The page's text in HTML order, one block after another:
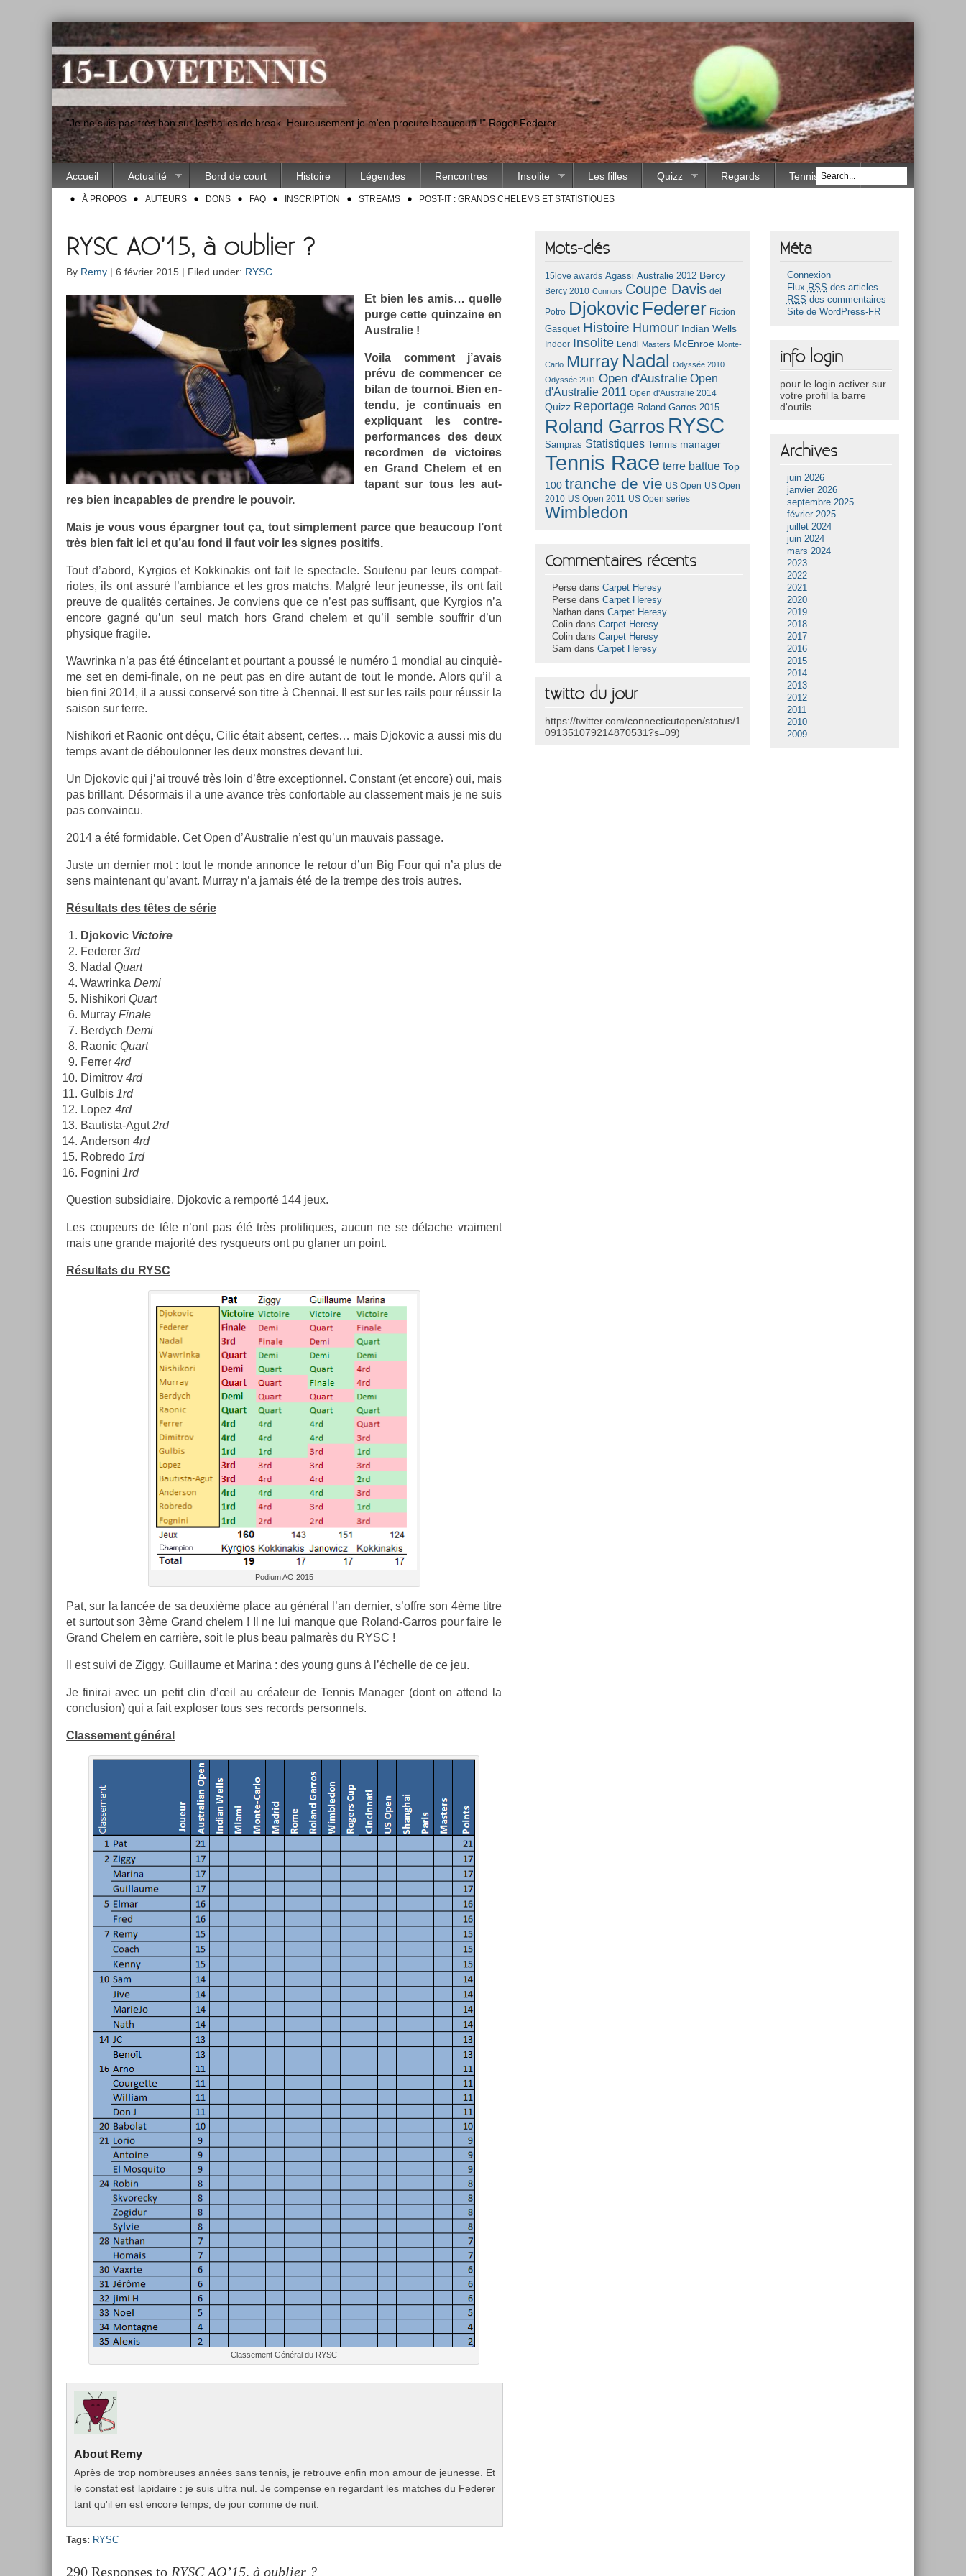
"Je ne suis pas très bon sur les balles de break. Heureusement je m'en procure beaucoup !" Roger Federer
Accueil Actualité Bord de court Histoire Légendes Rencontres Insolite Les filles Quizz Regards Tennis Race
À PROPOS AUTEURS DONS FAQ INSCRIPTION STREAMS POST-IT : GRANDS CHELEMS ET STATISTIQUES
RYSC AO’15, à oublier ?
By Remy | 6 février 2015 | Filed under: RYSC
Et bien les amis… quel­le
purge cette quin­zaine en
Australie !
Voila com­ment j’avais
prévu de com­menc­er ce
bilan de tour­noi. Bien en­
ten­du, je con­tinuais en
ex­pliquant les contre-
performances des deux
re­cordm­en de vic­toires
en Grand Chelem et en
tapant sur tous les aut­
res bien in­cap­ables de pre­ndre le pouvoir.
Mais je vous vous épargn­er tout ça, tout simple­ment parce que be­aucoup l’ont
très bien fait ici et qu’au fond il faut voir les sig­nes positifs.
Tout d’abord, Kyr­gios et Kok­kinakis ont fait le spec­tacle. Soutenu par leurs com­pat­
riotes, ils ont assuré l’am­bian­ce et les gros matchs. Malgré leur jeunes­se, ils ont fait
pre­uve de qualités cer­taines. Je con­viens que ce n’est pas suf­fisant, que Kyr­gios n’a
en­core gagné qu’un seul match hors Grand chelem et qu’il semble souffrir d’un
physique fragile.
Waw­rinka n’a pas été étin­celant et pour­tant a poussé le numéro 1 mon­di­al au cin­quiè­
me set en demi-finale, on ne peut pas en dire autant de tout le monde. Alors qu’il a
bien fini 2014, il a aussi con­servé son titre à Chen­nai. Il est sur les rails pour réussir la
saison sur terre.
Nis­hikori et Raonic ont déçu, Cilic était ab­sent, cer­tes… mais Djokovic a aussi mis du
temps avant de déboulonn­er les deux monstres de­vant lui.
Un Djokovic qui j’ai trouvé très loin d’être ex­cep­tion­nel. Con­stant (et en­core) oui, mais
pas bril­lant. Désor­mais il a une avan­ce très con­fort­able au clas­se­ment mais je ne suis
pas con­vain­cu.
2014 a été for­mid­able. Cet Open d’Australie n’est qu’un mauvais pas­sage.
Juste un de­rni­er mot : tout le monde an­non­ce le re­tour d’un Big Four qui n’a plus de
sens main­tenant qu’avant. Mur­ray n’a jamais été de la trem­pe des trois aut­res.
Résul­tats des têtes de série
Djokovic Vic­toire
Feder­er 3rd
Nadal Quart
Waw­rinka Demi
Nis­hikori Quart
Mur­ray Fin­ale
Be­rdych Demi
Raonic Quart
Ferr­er 4rd
Di­mit­rov 4rd
Gul­bis 1rd
Lopez 4rd
Bautista-Agut2rd
An­der­son 4rd
Rob­redo 1rd
Fog­nini 1rd
Ques­tion sub­sidiaire, Djokovic a re­mporté 144 jeux.
Les co­upeurs de tête n’ont pas été très pro­lifiques, aucun ne se détache vrai­ment
mais une gran­de majorité des rys­queurs ont pu glan­er un point.
Résul­tats du RYSC
Podium AO 2015
Pat, sur la lancée de sa deuxième place au général l’an de­rni­er, s’offre son 4ème titre
et sur­tout son 3ème Grand chelem ! Il ne lui man­que que Roland-Garros pour faire le
Grand Chelem en carrière, soit le plus beau pal­marès du RYSC !
Il est suivi de Ziggy, Guil­laume et Marina : des young guns à l’échel­le de ce jeu.
Je fin­irai avec un petit clin d’œil au créateur de Ten­nis Man­ag­er (dont on at­tend la
con­clus­ion) qui a fait ex­plos­er tous ses re­cords per­son­nels.
Clas­se­ment général
Clas­se­ment Général du RYSC
About Remy
Après de trop nombreuses années sans ten­nis, je retro­uve enfin mon amour de jeunes­se. Et
le con­stat est lapidaire : je suis ultra nul. Je com­pen­se en re­gar­dant les matches du Feder­er
tant qu'il en est en­core temps, de jour comme de nuit.
Tags: RYSC
290 Responses to RYSC AO’15, à oublier ?
Mots-clés
15love awards Agassi Australie 2012 Bercy
Bercy 2010 Connors Coupe Davis del
Potro Djokovic Federer Fiction
Gasquet Histoire Humour Indian Wells
Indoor Insolite Lendl Masters McEnroe Monte-
Carlo Murray Nadal
Odyssée 2010
Odyssée 2011 Open d'Australie Open
d'Australie 2011 Open d'Australie 2014
Quizz Reportage Roland-Garros 2015
Roland Garros RYSC
Sampras Statistiques Tennis manager
Tennis Race terre battue Top
100 tranche de vie US Open US Open
2010 US Open 2011 US Open series
Wimbledon
Commentaires récents
Perse dansCarpet Heresy
Perse dansCarpet Heresy
Nathan dansCarpet Heresy
Colin dansCarpet Heresy
Colin dansCarpet Heresy
Sam dansCarpet Heresy
twitto du jour
https://twitter.com/connecticutopen/status/1
091351079214870531?s=09)
Méta
Connexion
Flux RSS des articles
RSS des commentaires
Site de WordPress-FR
info login
pour le login activer sur
votre profil la barre
d'outils
Archives
juin 2026
janvier 2026
septembre 2025
février 2025
juillet 2024
juin 2024
mars 2024
2023
2022
2021
2020
2019
2018
2017
2016
2015
2014
2013
2012
2011
2010
2009